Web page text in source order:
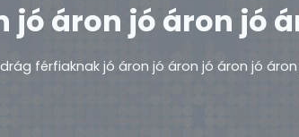
áron jó áron jó
férfiaknak jó áron jó áron jó áron jó